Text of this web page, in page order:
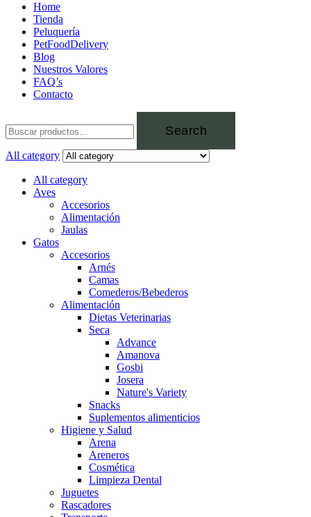
Home
Tienda
Peluquería
PetFoodDelivery
Blog
Nuestros Valores
FAQ’s
Contacto
Search
All category
All category
Aves
Accesorios
Alimentación
Jaulas
Gatos
Accesorios
Arnés
Camas
Comederos/Bebederos
Alimentación
Dietas Veterinarias
Seca
Advance
Amanova
Gosbi
Josera
Nature's Variety
Snacks
Suplementos alimenticios
Higiene y Salud
Arena
Areneros
Cosmética
Limpieza Dental
Juguetes
Rascadores